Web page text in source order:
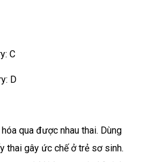
C
D
qua được nhau thai. Dùng
thai gây ức chế ở trẻ sơ sinh.